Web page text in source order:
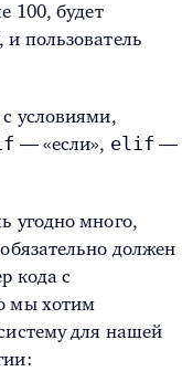
100, будет
, и пользователь
условиями,
— «если», elif —
угодно много,
должен
кода с
мы хотим
для нашей